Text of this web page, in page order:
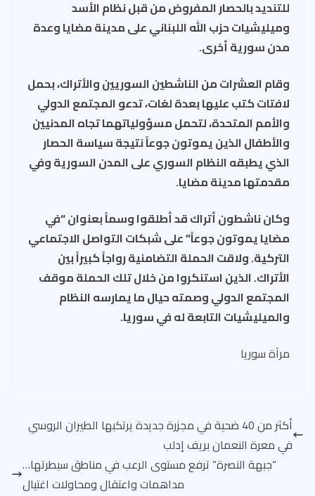
للتنديد بالحصار المفروض من قبل نظام الأسد
وميليشيات حزب الله اللبناني على مدينة مضايا وعدة
مدن سورية أخرى.
وقام العشرات من الناشطين السوريين والأتراك، بحمل
لافتات كتب عليها بعدة لغات، تدعو المجتمع الدولي
والأمم المتحدة، لتحمل مسؤولياتهما تجاه المدنيين
والأطفال الذين يموتون جوعاً نتيجة سياسة الحصار
الذي يطبقه النظام السوري على المدن السورية وفي
مقدمتها مدينة مضايا.
وكان ناشطون أتراك قد أطلقوا وسماً بعنوان “في
مضايا يموتون جوعاً” على شبكات التواصل الاجتماعي
التركية. ولاقت الحملة التضامنية رواجاً كبيراً بين
الأتراك. الذين استنكروا من خلال تلك الحملة موقف
المجتمع الدولي وصمته حيال ما يمارسه النظام
والميليشيات التابعة له في سوريا.
مرآة سوريا
أكثر من 40 ضحية في مجزرة جديدة يرتكبها الطيران الروسي
في معرة النعمان بريف إدلب
“جبهة النصرة” ترفع مستوى الرعب في مناطق سيطرتها…
مداهمات واعتقال ومحاولات اغتيال